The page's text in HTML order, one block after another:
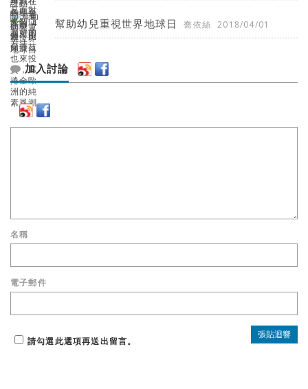
幫助幼兒重視世界地球日 喬依絲 2018/04/01
加入討論
名稱
電子郵件
請勾選此選項再送出留言。